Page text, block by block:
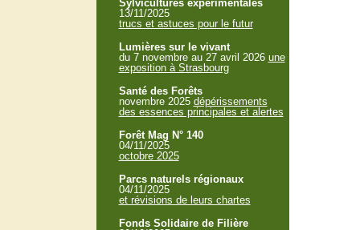
Sylvicultures expérimentales
13/11/2025
trucs et astuces pour le futur
Lumières sur le vivant
du 7 novembre au 27 avril 2026 une
exposition à Strasbourg
Santé des Forêts
novembre 2025 dépérissements
des essences principales et alertes
Forêt Mag N° 140
04/11/2025
octobre 2025
Parcs naturels régionaux
04/11/2025
et révisions de leurs chartes
Fonds Solidaire de Filière